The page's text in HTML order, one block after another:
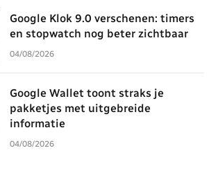
Google Klok 9.0 verschenen: timers
en stopwatch nog beter zichtbaar
04/08/2026
Google Wallet toont straks je
pakketjes met uitgebreide
informatie
04/08/2026